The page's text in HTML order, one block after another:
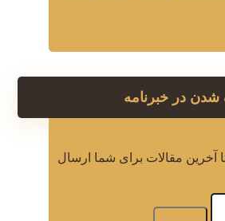
در خبرنامه
تا آخرین مقالات برای شما ارسال